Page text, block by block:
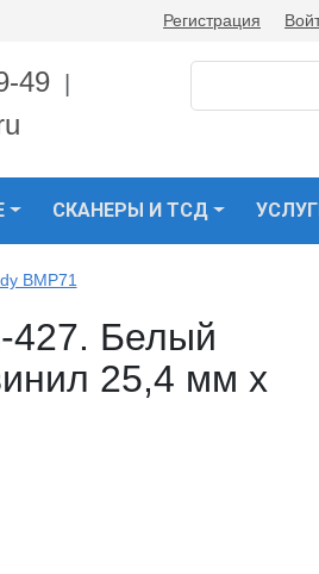
Регистрация
49
СКАНЕРЫ И ТСД
BMP71
427. Белый
25,4 мм х